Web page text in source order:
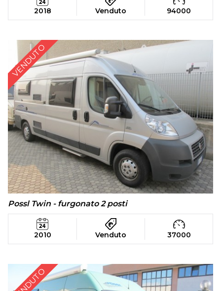
2018 Venduto 94000
VENDUTO
Possl Twin - furgonato 2 posti
2010 Venduto 37000